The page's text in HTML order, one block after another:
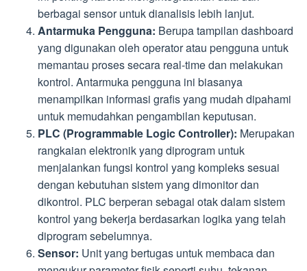
berbagai sensor untuk dianalisis lebih lanjut.
Antarmuka Pengguna: Berupa tampilan dashboard
yang digunakan oleh operator atau pengguna untuk
memantau proses secara real-time dan melakukan
kontrol. Antarmuka pengguna ini biasanya
menampilkan informasi grafis yang mudah dipahami
untuk memudahkan pengambilan keputusan.
PLC (Programmable Logic Controller): Merupakan
rangkaian elektronik yang diprogram untuk
menjalankan fungsi kontrol yang kompleks sesuai
dengan kebutuhan sistem yang dimonitor dan
dikontrol. PLC berperan sebagai otak dalam sistem
kontrol yang bekerja berdasarkan logika yang telah
diprogram sebelumnya.
Sensor: Unit yang bertugas untuk membaca dan